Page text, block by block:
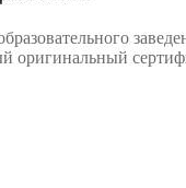
оригинальный